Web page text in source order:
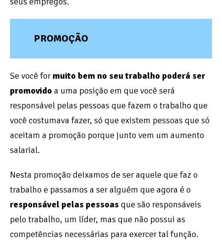
PROMOÇÃO
Se você formuito bem no seu trabalho poderá ser
promovido a uma posição em que você será
responsável pelas pessoas que fazem o trabalho que
você costumava fazer, só que existem pessoas que só
aceitam a promoção porque junto vem um aumento
salarial.
Nesta promoção deixamos de ser aquele que faz o
trabalho e passamos a ser alguém que agora é o
responsável pelas pessoas que são responsáveis
pelo trabalho, um líder, mas que não possui as
competências necessárias para exercer tal função.